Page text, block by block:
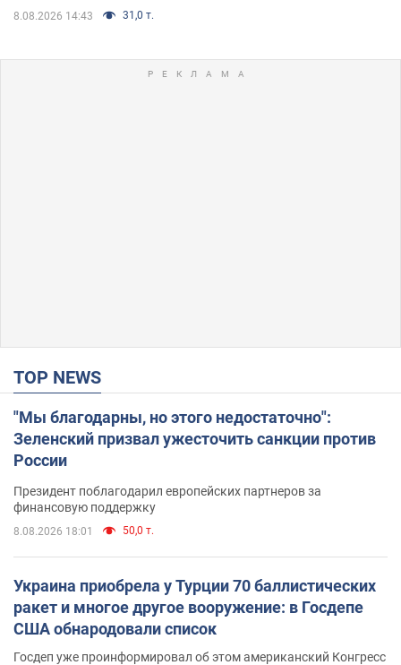
8.08.2026 14:43 31,0 т.
TOP NEWS
"Мы благодарны, но этого недостаточно":
Зеленский призвал ужесточить санкции против
России
Президент поблагодарил европейских партнеров за
финансовую поддержку
8.08.2026 18:01 50,0 т.
Украина приобрела у Турции 70 баллистических
ракет и многое другое вооружение: в Госдепе
США обнародовали список
Госдеп уже проинформировал об этом американский Конгресс